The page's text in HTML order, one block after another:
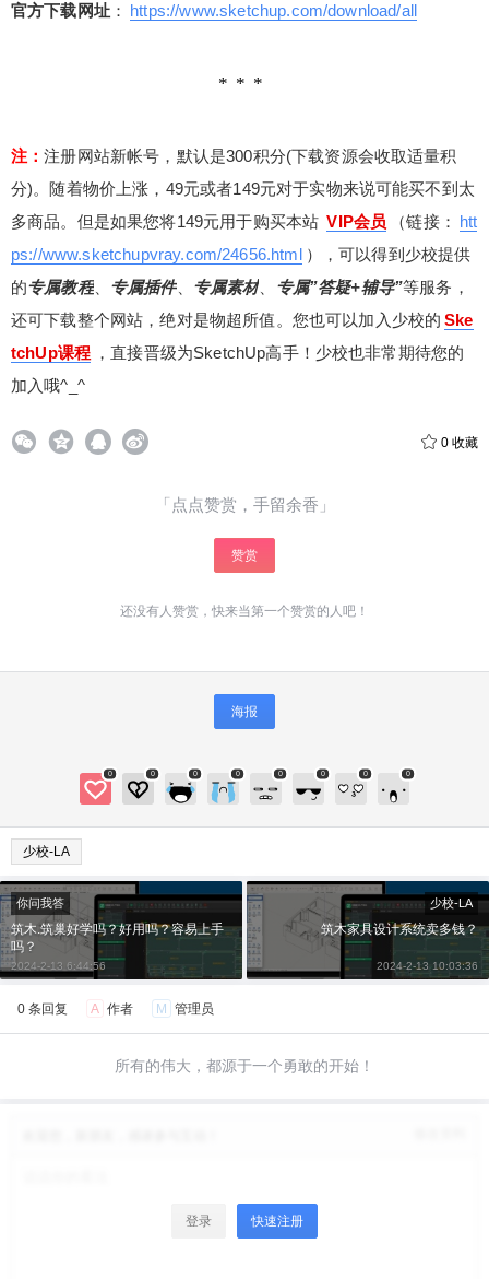
官方下载网址： https://www.sketchup.com/download/all
注：注册网站新帐号，默认是300积分(下载资源会收取适量积
分)。随着物价上涨，49元或者149元对于实物来说可能买不到太
多商品。但是如果您将149元用于购买本站 VIP会员 （链接： htt
ps://www.sketchupvray.com/24656.html ），可以得到少校提供
的专属教程、 专属插件、 专属素材 专属”答疑+辅导”等服务，
还可下载整个网站，绝对是物超所值。您也可以加入少校的 Ske
tchUp课程 ，直接晋级为SketchUp高手！少校也非常期待您的
加入哦^_^
0 收藏
「点点赞赏，手留余香」
赞赏
还没有人赞赏，快来当第一个赞赏的人吧！
海报
0 0 0 0 0 0 0 0
少校-LA
立刻支付
你问我答
筑木.筑巢好学吗？好用吗？容易上手
吗？
2024-2-13 6:44:56
少校-LA
筑木家具设计系统卖多钱？
2024-2-13 10:03:36
0 条回复 A 作者 M 管理员
所有的伟大，都源于一个勇敢的开始！
登录 快速注册
您没有权限发布内容，请购买会员或者提升权
6位以上